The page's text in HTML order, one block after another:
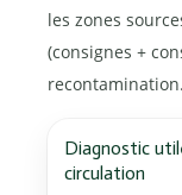
les zones
(consignes +
recontamination.
Diagnostic
circulation